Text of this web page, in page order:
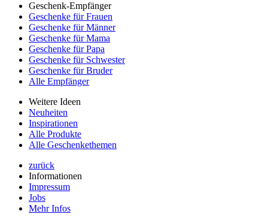
Geschenk-Empfänger
Geschenke für Frauen
Geschenke für Männer
Geschenke für Mama
Geschenke für Papa
Geschenke für Schwester
Geschenke für Bruder
Alle Empfänger
Weitere Ideen
Neuheiten
Inspirationen
Alle Produkte
Alle Geschenkethemen
zurück
Informationen
Impressum
Jobs
Mehr Infos